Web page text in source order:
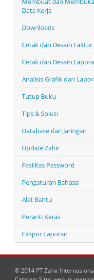
Data Kerja
Downloads
Cetak dan Desain Faktur
Cetak dan Desain
Analisis Grafik dan
Tutup Buku
Tips & Solusi
Database dan Jaringan
Update Zahir
Fasilitas Password
Pengaturan Bahasa
Alat Bantu
Peranti Keras
Ekspor Laporan
© 2014 PT Zahir